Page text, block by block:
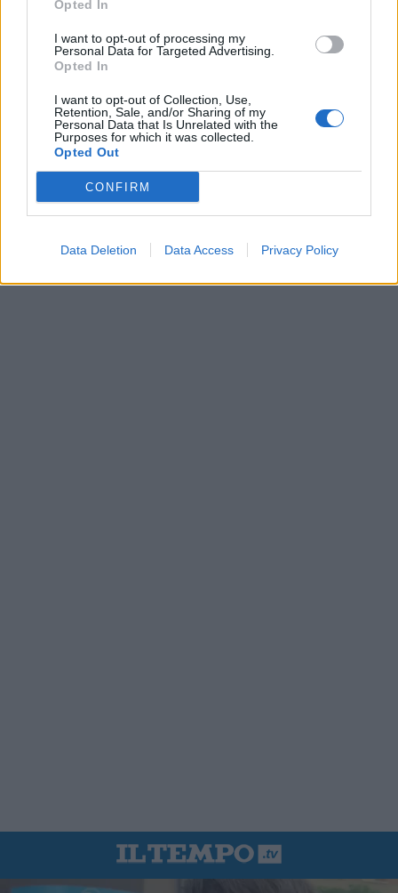
Opted In
I want to opt-out of processing my
Personal Data for Targeted Advertising.
Opted In
I want to opt-out of Collection, Use,
Retention, Sale, and/or Sharing of my
Personal Data that Is Unrelated with the
Purposes for which it was collected.
Opted Out
CONFIRM
Data Deletion Data Access Privacy Policy
In evidenza